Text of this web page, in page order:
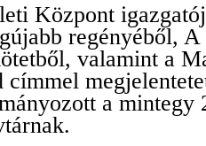
Központ
regényéből, A
valamint a
címmel
a mintegy